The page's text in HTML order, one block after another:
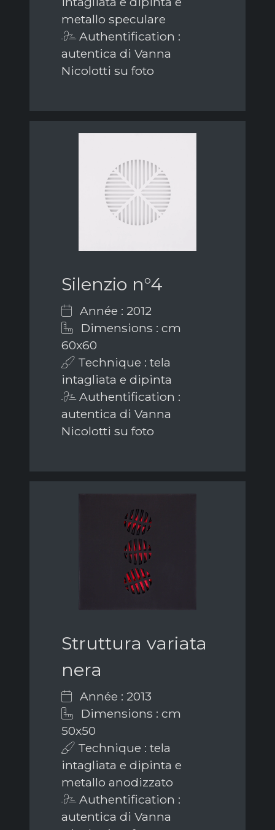
metallo speculare
Authentification :
autentica di Vanna
Nicolotti su foto
Silenzio n°4
Année : 2012
Dimensions : cm
60x60
Technique : tela
intagliata e dipinta
Authentification :
autentica di Vanna
Nicolotti su foto
Struttura variata
nera
Année : 2013
Dimensions : cm
50x50
Technique : tela
intagliata e dipinta e
metallo anodizzato
Authentification :
autentica di Vanna